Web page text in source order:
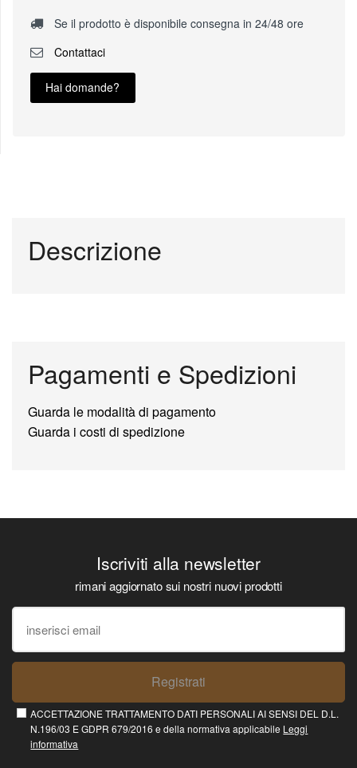
Se il prodotto è disponibile consegna in 24/48 ore
Contattaci
Hai domande?
Descrizione
Pagamenti e Spedizioni
Guarda le modalità di pagamento
Guarda i costi di spedizione
Iscriviti alla newsletter
rimani aggiornato sui nostri nuovi prodotti
Registrati
ACCETTAZIONE TRATTAMENTO DATI PERSONALI AI SENSI DEL D.L.
N.196/03 E GDPR 679/2016 e della normativa applicabile Leggi
informativa